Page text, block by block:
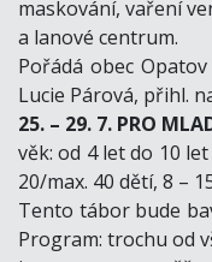
maskování, vaření
a lanové centrum.
Pořádá obec
Lucie Párová, přihl.
25. – 29. 7. PRO
věk: od 4 let do 10
20/max. 40 dětí, 8 –
Tento tábor bude
Program: trochu od